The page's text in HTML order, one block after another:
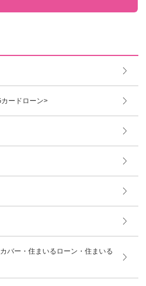
ードローン>
バー・住まいるローン・住まいる